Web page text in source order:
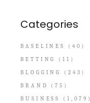
Categories
BASELINES
(40)
BETTING
(11)
BLOGGING
(243)
BRAND
(75)
BUSINESS
(1,079)